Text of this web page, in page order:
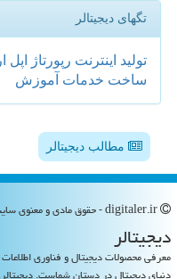
تگهای دیجیتالر
تولید اینترنت رپورتاژ اپل
ساخت خدمات آموزش
مطالب دیجیتالر
دیجیتالر
معرفی محصولات دیجیتال و فناوری اطلاعات
دنیای دیجیتال در دستان شماست.